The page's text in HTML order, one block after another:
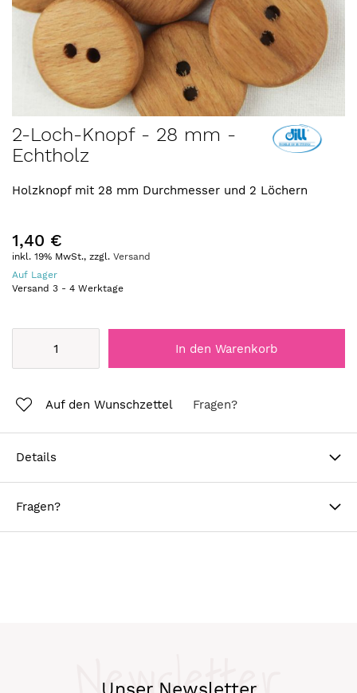
Anfang
der
springen
2-Loch-Knopf - 28 mm -
Echtholz
Holzknopf mit 28 mm Durchmesser und 2 Löchern
1,40 €
inkl. 19% MwSt., zzgl. Versand
Auf Lager
Versand 3 - 4 Werktage
In den Warenkorb
Auf den Wunschzettel Fragen?
Details
Fragen?